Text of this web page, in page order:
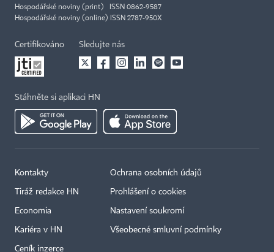
Hospodářské noviny (print) ISSN 0862-9587
Hospodářské noviny (online) ISSN 2787-950X
Certifikováno Sledujte nás
Stáhněte si aplikaci HN
Kontakty
Tiráž redakce HN
Economia
Kariéra v HN
Ceník inzerce
Ochrana osobních údajů
Prohlášení o cookies
Nastavení soukromí
Všeobecné smluvní podmínky